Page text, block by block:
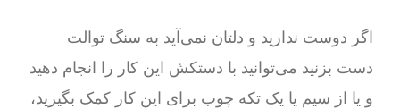
اگر دوست ندارید و دلتان نمی‌آید به سنگ توالت
دست بزنید می‌توانید با دستکش این کار را انجام دهید
و یا از سیم یا یک تکه چوب برای این کار کمک بگیرید،